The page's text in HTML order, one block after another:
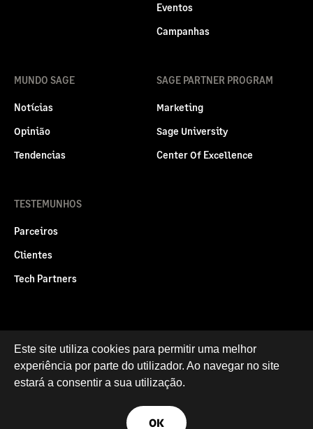
Eventos
Campanhas
MUNDO SAGE
Notícias
Opinião
Tendencias
SAGE PARTNER PROGRAM
Marketing
Sage University
Center Of Excellence
TESTEMUNHOS
Parceiros
Clientes
Tech Partners
Politica legal Privacidade e Cookies
RGPD
Este site utiliza cookies para permitir uma melhor
experiência por parte do utilizador. Ao navegar no site
estará a consentir a sua utilização.
OK